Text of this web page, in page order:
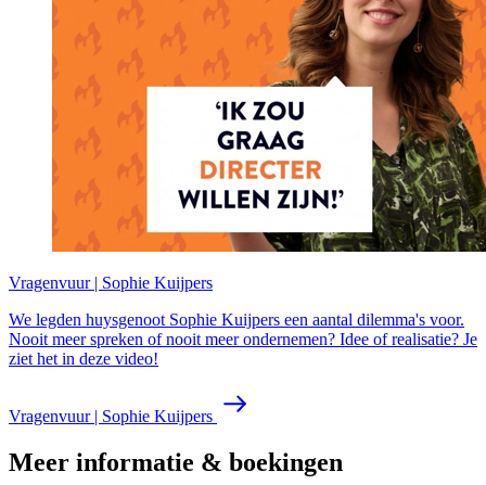
Vragenvuur | Sophie Kuijpers
We legden huysgenoot Sophie Kuijpers een aantal dilemma's voor.
Nooit meer spreken of nooit meer ondernemen? Idee of realisatie? Je
ziet het in deze video!
Vragenvuur | Sophie Kuijpers
Meer informatie & boekingen